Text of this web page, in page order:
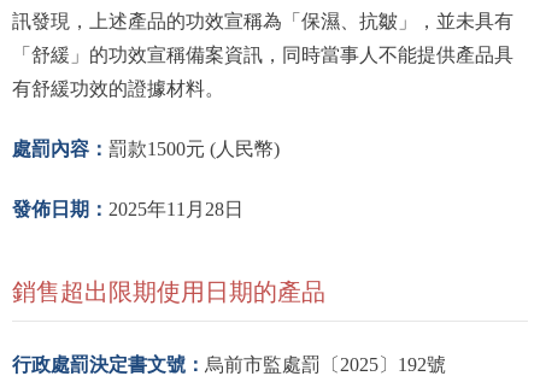
訊發現，上述產品的功效宣稱為「保濕、抗皺」，並未具有
「舒緩」的功效宣稱備案資訊，同時當事人不能提供產品具
有舒緩功效的證據材料。
處罰內容： 罰款1500元 (人民幣)
發佈日期： 2025年11月28日
銷售超出限期使用日期的產品
行政處罰決定書文號： 烏前市監處罰〔2025〕192號